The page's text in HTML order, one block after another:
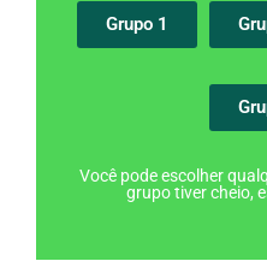
Grupo 1
Você pode escolher
grupo tiver cheio,